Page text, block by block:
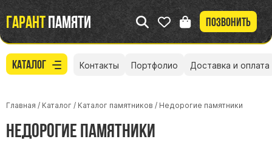
Гарантпамяти Позвонить
Каталог Контакты Портфолио Доставка и оплата
Главная / Каталог / Каталог памятников / Недорогие памятники
Недорогие памятники